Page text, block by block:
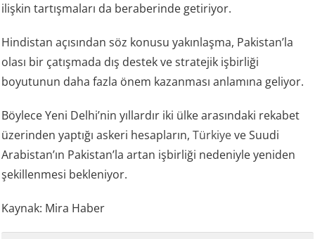
ilişkin tartışmaları da beraberinde getiriyor.
Hindistan açısından söz konusu yakınlaşma, Pakistan’la
olası bir çatışmada dış destek ve stratejik işbirliği
boyutunun daha fazla önem kazanması anlamına geliyor.
Böylece Yeni Delhi’nin yıllardır iki ülke arasındaki rekabet
üzerinden yaptığı askeri hesapların,Türkiyeve Suudi
Arabistan’ın Pakistan’la artan işbirliği nedeniyle yeniden
şekillenmesi bekleniyor.
Kaynak: Mira Haber